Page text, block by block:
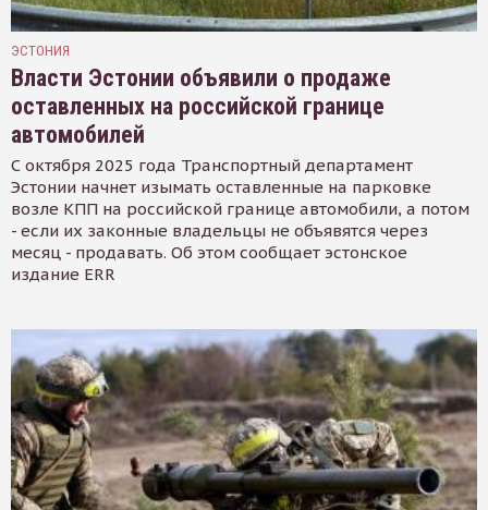
ЭСТОНИЯ
Власти Эстонии объявили о продаже
оставленных на российской границе
автомобилей
С октября 2025 года Транспортный департамент
Эстонии начнет изымать оставленные на парковке
возле КПП на российской границе автомобили, а потом
- если их законные владельцы не объявятся через
месяц - продавать. Об этом сообщает эстонское
издание ERR